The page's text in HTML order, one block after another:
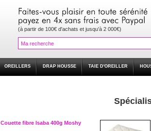
(à partir de 100€ d'achats et jusqu'à 2 000€)
OREILLERS DRAP HOUSSE TAIE D'OREILLER
Couette fibre Isaba 400g Moshy